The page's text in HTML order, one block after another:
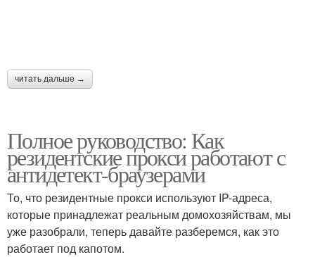
читать дальше →
Полное руководство: Как
резидентские прокси работают с
антидетект-браузерами
То, что резидентные прокси используют IP-адреса,
которые принадлежат реальным домохозяйствам, мы
уже разобрали, теперь давайте разберемся, как это
работает под капотом.